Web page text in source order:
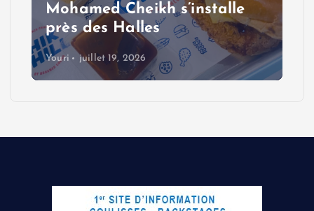
Mohamed Cheikh s’installe
près des Halles
Youri juillet 19, 2026